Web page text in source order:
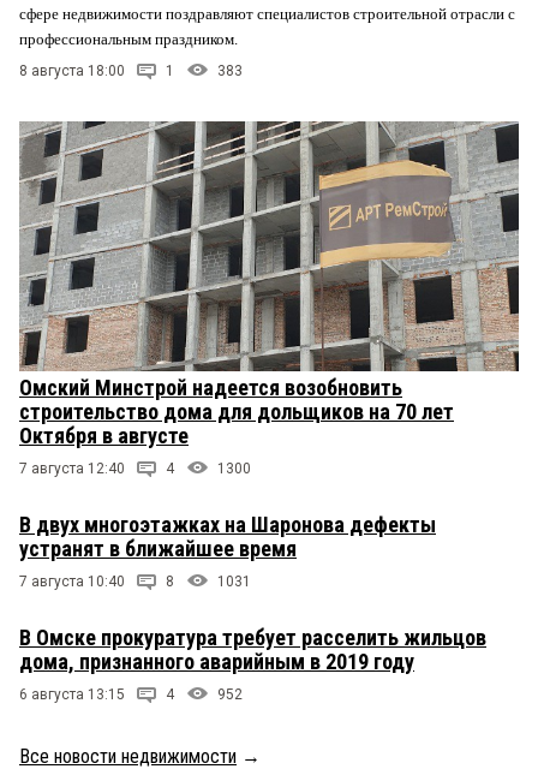
сфере недвижимости поздравляют специалистов строительной отрасли с
профессиональным праздником.
8 августа 18:00 1 383
Омский Минстрой надеется возобновить
строительство дома для дольщиков на 70 лет
Октября в августе
7 августа 12:40 4 1300
В двух многоэтажках на Шаронова дефекты
устранят в ближайшее время
7 августа 10:40 8 1031
В Омске прокуратура требует расселить жильцов
дома, признанного аварийным в 2019 году
6 августа 13:15 4 952
Все новости недвижимости →